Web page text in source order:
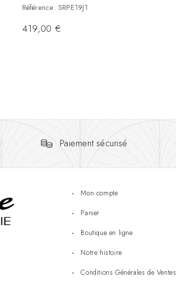
Référence: SRPE19J1
419,00€
Paiement sécurisé
Mon compte
Panier
Boutique en ligne
Notre histoire
Conditions Générales de Ventes